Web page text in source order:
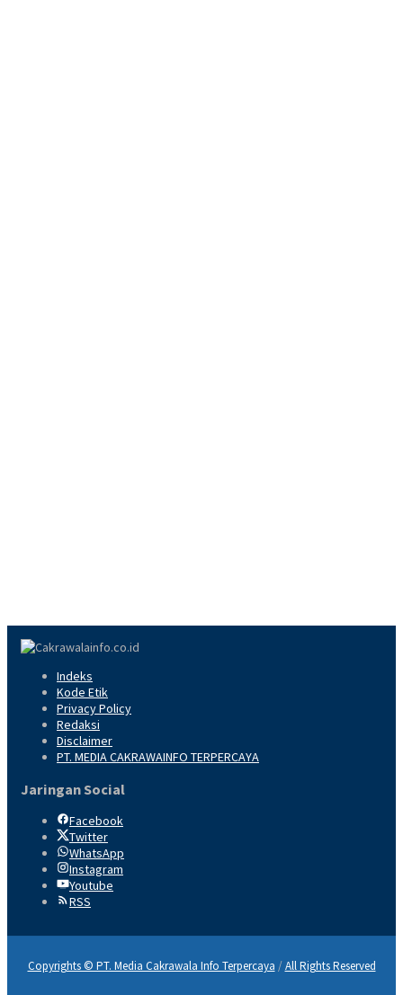
Indeks
Kode Etik
Privacy Policy
Redaksi
Disclaimer
PT. MEDIA CAKRAWAINFO TERPERCAYA
Jaringan Social
Facebook
Twitter
WhatsApp
Instagram
Youtube
RSS
Copyrights © PT. Media Cakrawala Info Terpercaya /All Rights Reserved